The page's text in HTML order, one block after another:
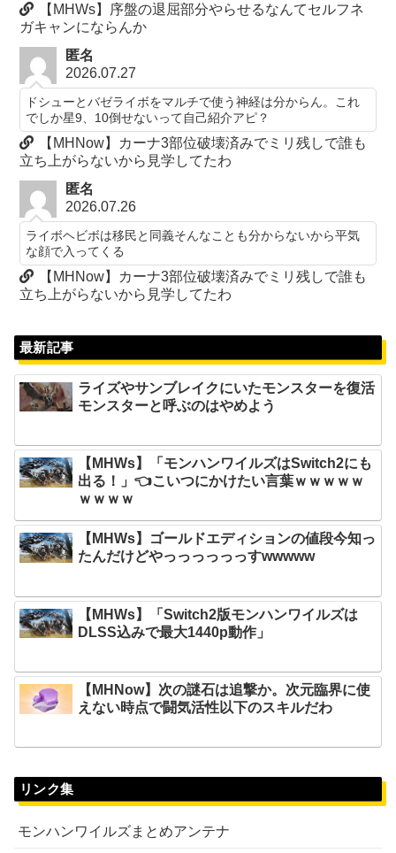
【MHWs】序盤の退屈部分やらせるなんてセルフネ
ガキャンにならんか
匿名
2026.07.27
ドシューとバゼライボをマルチで使う神経は分からん。これ
でしか星9、10倒せないって自己紹介アピ？
【MHNow】カーナ3部位破壊済みでミリ残しで誰も
立ち上がらないから見学してたわ
匿名
2026.07.26
ライボヘビボは移民と同義そんなことも分からないから平気
な顔で入ってくる
【MHNow】カーナ3部位破壊済みでミリ残しで誰も
立ち上がらないから見学してたわ
最新記事
ライズやサンブレイクにいたモンスターを復活
モンスターと呼ぶのはやめよう
【MHWs】「モンハンワイルズはSwitch2にも
出る！」👈こいつにかけたい言葉ｗｗｗｗｗ
ｗｗｗｗ
【MHWs】ゴールドエディションの値段今知っ
たんだけどやっっっっっっすwwwww
【MHWs】「Switch2版モンハンワイルズは
DLSS込みで最大1440p動作」
【MHNow】次の謎石は追撃か。次元臨界に使
えない時点で闘気活性以下のスキルだわ
リンク集
モンハンワイルズまとめアンテナ